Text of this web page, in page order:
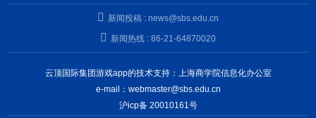
新闻投稿 : news@sbs.edu.cn
新闻热线 : 86-21-64870020
云顶国际集团游戏app的技术支持：上海商学院信息化办公室
e-mail： webmaster@sbs.edu.cn
沪icp备 20010161号